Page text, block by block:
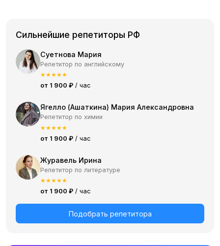
Сильнейшие репетиторы РФ
Суетнова Мария
Репетитор по английскому
★★★★★
от 1 900 ₽ / час
Ягелло (Ашаткина) Мария Александровна
Репетитор по химии
★★★★★
от 1 900 ₽ / час
Журавель Ирина
Репетитор по литературе
★★★★★
от 1 900 ₽ / час
Подобрать репетитора